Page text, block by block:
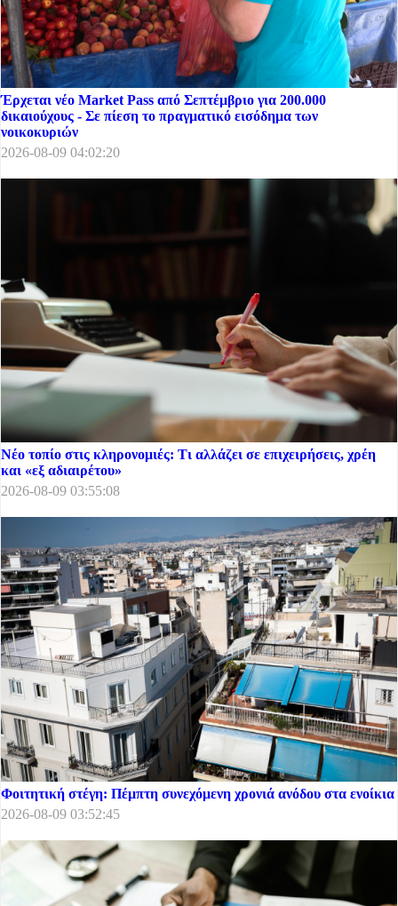
Έρχεται νέο Market Pass από Σεπτέμβριο για 200.000
δικαιούχους - Σε πίεση το πραγματικό εισόδημα των
νοικοκυριών
2026-08-09 04:02:20
Νέο τοπίο στις κληρονομιές: Τι αλλάζει σε επιχειρήσεις, χρέη
και «εξ αδιαιρέτου»
2026-08-09 03:55:08
Φοιτητική στέγη: Πέμπτη συνεχόμενη χρονιά ανόδου στα ενοίκια
2026-08-09 03:52:45